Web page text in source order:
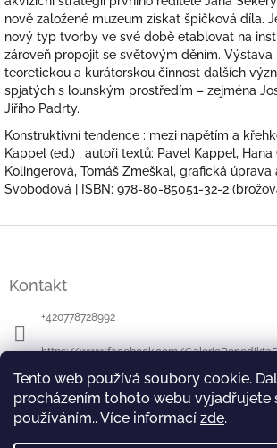
Tento web používá soubory cookie.
procházením tohoto webu vyjadřujete
používáním.. Více informací zde.
nově založené muzeum získat špičková díla.
nový typ tvorby ve své době etablovat na
zároveň propojit se světovým děním.
teoretickou a kurátorskou činnost dalších
spjatých s lounským prostředím – zejména
Jiřího Padrty.
Konstruktivní tendence : mezi napětím a
Kappel (ed.) ; autoři textů: Pavel Kappel, Hana
Kolingerová, Tomáš Zmeškal, grafická úprava
Svobodová | ISBN: 978-80-85051-32-2
Kontakt
+420778728992
https://www.facebook.com/
https://www.instagram.com/